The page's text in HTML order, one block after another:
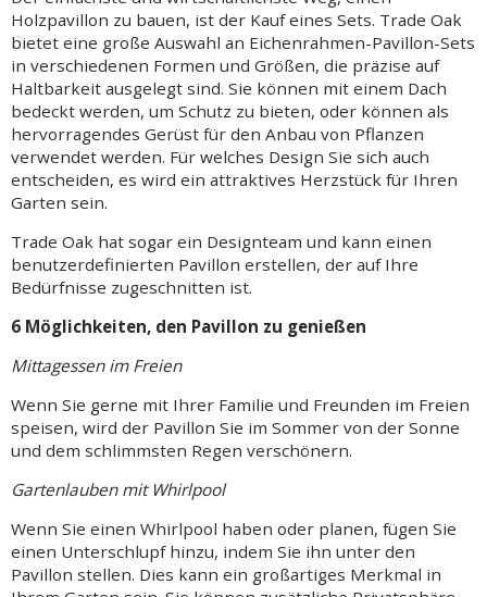
Holzpavillon zu bauen, ist der Kauf eines Sets. Trade Oak
bietet eine große Auswahl an Eichenrahmen-Pavillon-Sets
in verschiedenen Formen und Größen, die präzise auf
Haltbarkeit ausgelegt sind. Sie können mit einem Dach
bedeckt werden, um Schutz zu bieten, oder können als
hervorragendes Gerüst für den Anbau von Pflanzen
verwendet werden. Für welches Design Sie sich auch
entscheiden, es wird ein attraktives Herzstück für Ihren
Garten sein.
Trade Oak hat sogar ein Designteam und kann einen
benutzerdefinierten Pavillon erstellen, der auf Ihre
Bedürfnisse zugeschnitten ist.
6 Möglichkeiten, den Pavillon zu genießen
Mittagessen im Freien
Wenn Sie gerne mit Ihrer Familie und Freunden im Freien
speisen, wird der Pavillon Sie im Sommer von der Sonne
und dem schlimmsten Regen verschönern.
Gartenlauben mit Whirlpool
Wenn Sie einen Whirlpool haben oder planen, fügen Sie
einen Unterschlupf hinzu, indem Sie ihn unter den
Pavillon stellen. Dies kann ein großartiges Merkmal in